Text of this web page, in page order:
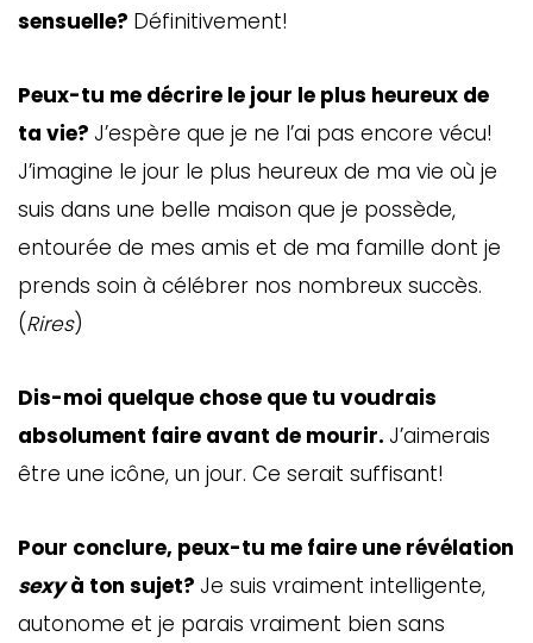
sensuelle? Définitivement!
Peux-tu me décrire le jour le plus heureux de
ta vie? J’espère que je ne l’ai pas encore vécu!
J’imagine le jour le plus heureux de ma vie où je
suis dans une belle maison que je possède,
entourée de mes amis et de ma famille dont je
prends soin à célébrer nos nombreux succès.
(Rires)
Dis-moi quelque chose que tu voudrais
absolument faire avant de mourir. J’aimerais
être une icône, un jour. Ce serait suffisant!
Pour conclure, peux-tu me faire une révélation
sexyà ton sujet? Je suis vraiment intelligente,
autonome et je parais vraiment bien sans